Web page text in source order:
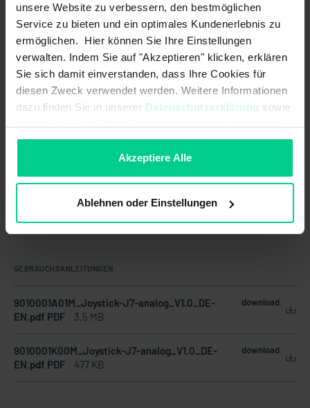
unsere Website zu verbessern, den bestmöglichen
Service zu bieten und ein optimales Kundenerlebnis zu
ermöglichen. Hier können Sie Ihre Einstellungen
verwalten. Indem Sie auf "Akzeptieren" klicken, erklären
Sie sich damit einverstanden, dass Ihre Cookies für
diesen Zweck verwendet werden. Weitere Informationen
dazu finden Sie in unserer Datenschutzerklärung sowie
sein, können Sie die Verwendung von Cookies hier
Akzeptiere Alle
Ablehnen oder Einstellungen
Ursprungsland Deutschland
Artikelgewicht 0.65 kg
Zolltarifnummer 85371098
Dokumente und Downloads
GEBRAUCHSANLEITUNGEN
9010001A01M_Joystick-J7-analog_V1.0_DE-
EN.pdf PDF
3.5 MB
download
9010001K00M_Joystick-J7-analog_V1.0_DE-
EN.pdf PDF
477 KB
download